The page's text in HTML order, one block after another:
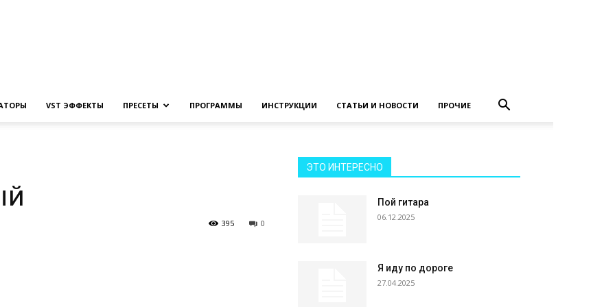
VST ЭФФЕКТЫ ПРЕСЕТЫ ПРОГРАММЫ ИНСТРУКЦИИ СТАТЬИ И НОВОСТИ ПРОЧИЕ
0
395
ЭТО ИНТЕРЕСНО
Пой гитара
06.12.2025
Я иду по дороге
27.04.2025